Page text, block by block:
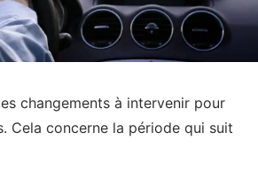
changements à intervenir pour
Cela concerne la période qui suit